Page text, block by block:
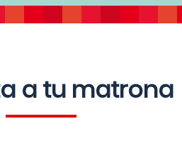
a tu matrona